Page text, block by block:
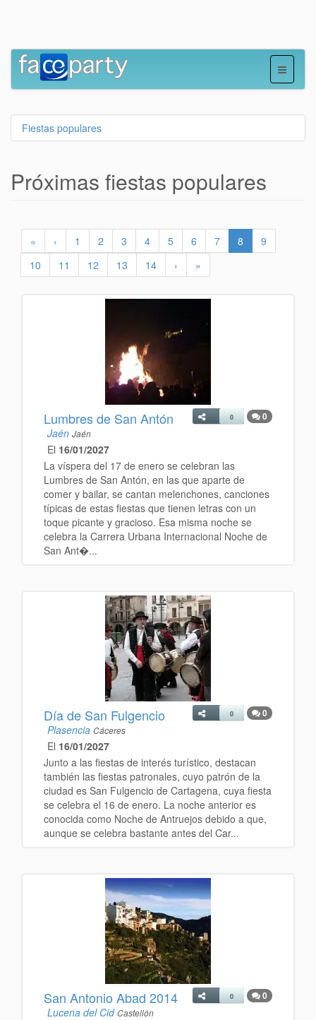
Fiestas populares
Próximas fiestas populares
« ‹ 1 2 3 4 5 6 7 8
9
10
11 12 13 14 › »
0
0
Lumbres de San Antón
Jaén Jaén
El 16/01/2027
La víspera del 17 de enero se celebran las
Lumbres de San Antón, en las que aparte de
comer y bailar, se cantan melenchones, canciones
típicas de estas fiestas que tienen letras con un
toque picante y gracioso. Esa misma noche se
celebra la Carrera Urbana Internacional Noche de
San Ant�...
0
0
Día de San Fulgencio
Plasencia Cáceres
El 16/01/2027
Junto a las fiestas de interés turístico, destacan
también las fiestas patronales, cuyo patrón de la
ciudad es San Fulgencio de Cartagena, cuya fiesta
se celebra el 16 de enero. La noche anterior es
conocida como Noche de Antruejos debido a que,
aunque se celebra bastante antes del Car...
0
0
San Antonio Abad 2014
Lucena del Cid Castellón